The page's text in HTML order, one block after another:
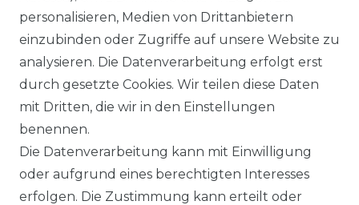
VERSANDKOSTENINFORMATION
B2B
WUNSCHLISTE
SERVICE
personalisieren, Medien von Drittanbietern
einzubinden oder Zugriffe auf unsere Website zu
analysieren. Die Datenverarbeitung erfolgt erst
durch gesetzte Cookies. Wir teilen diese Daten
mit Dritten, die wir in den Einstellungen
benennen.
Die Datenverarbeitung kann mit Einwilligung
oder aufgrund eines berechtigten Interesses
erfolgen. Die Zustimmung kann erteilt oder